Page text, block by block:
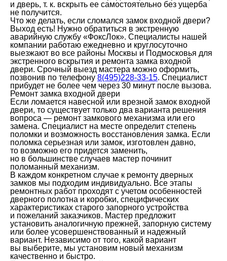
и дверь, т. к. вскрыть ее самостоятельно без ущерба
не получится.
Что же делать, если сломался замок входной двери?
Выход есть! Нужно обратиться в экстренную
аварийную службу «ФоксЛок». Специалисты нашей
компании работаю ежедневно и круглосуточно
выезжают во все районы Москвы и Подмосковья для
экстренного вскрытия и ремонта замка входной
двери. Срочный выезд мастера можно оформить,
позвонив по телефону 8(495)228-33-15. Специалист
прибудет не более чем через 30 минут после вызова.
Ремонт замка входной двери
Если ломается навесной или врезной замок входной
двери, то существует только два варианта решения
вопроса — ремонт замкового механизма или его
замена. Специалист на месте определит степень
поломки и возможность восстановления замка. Если
поломка серьезная или замок, изготовлен давно,
то возможно его придется заменить,
но в большинстве случаев мастер починит
поломанный механизм.
В каждом конкретном случае к ремонту дверных
замков мы подходим индивидуально. Все этапы
ремонтных работ проходят с учетом особенностей
дверного полотна и коробки, специфических
характеристиках старого запорного устройства
и пожеланий заказчиков. Мастер предложит
установить аналогичную прежней, запорную систему
или более усовершенствованный и надежный
вариант. Независимо от того, какой вариант
вы выберите, мы установим новый механизм
качественно и быстро.